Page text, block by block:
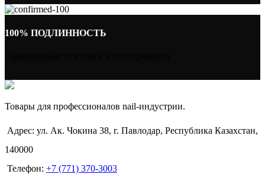
100% ПОДЛИННОСТЬ
Товары для профессионалов nail-индустрии.
Адрес: ул. Ак. Чокина 38, г. Павлодар, Республика Казахстан,
140000
Телефон: +7 (771) 370-3003